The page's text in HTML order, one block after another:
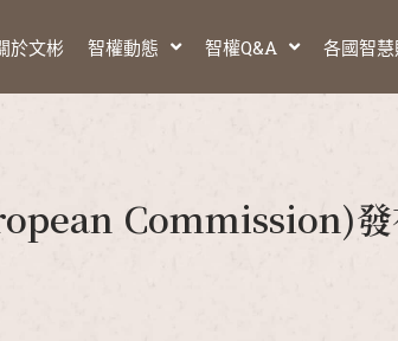
於文彬 智權動態 智權Q&A 各國智
Commission)發